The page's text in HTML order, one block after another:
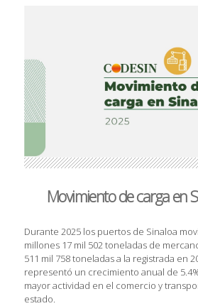
Movimiento de carga en
Durante 2025 los puertos de Sinaloa
millones 17 mil 502 toneladas de
511 mil 758 toneladas a la registrada en
representó un crecimiento anual de
mayor actividad en el comercio y
estado.